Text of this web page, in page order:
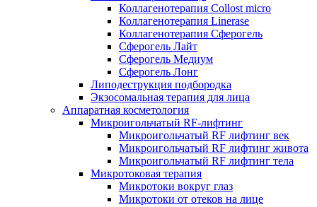
Коллагенотерапия Collost micro
Коллагенотерапия Linerase
Коллагенотерапия Сферогель
Сферогель Лайт
Сферогель Медиум
Сферогель Лонг
Липодеструкция подбородка
Экзосомальная терапия для лица
Аппаратная косметология
Микроигольчатый RF-лифтинг
Микроигольчатый RF лифтинг век
Микроигольчатый RF лифтинг живота
Микроигольчатый RF лифтинг тела
Микротоковая терапия
Микротоки вокруг глаз
Микротоки от отеков на лице